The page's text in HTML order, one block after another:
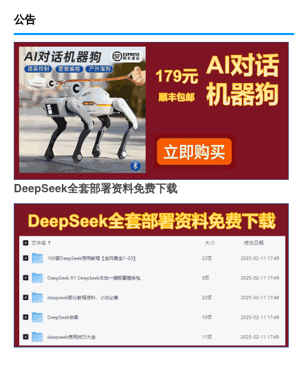
公告
DeepSeek全套部署资料免费下载